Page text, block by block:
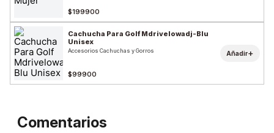
$199900
Cachucha Para Golf Mdrivelowadj-Blu
Unisex
Accesorios Cachuchas y Gorros
$99900
Añadir+
Comentarios